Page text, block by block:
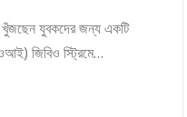
খুঁজছেন যুবকদের জন্য একটি
জিবিও স্ট্রিমে…